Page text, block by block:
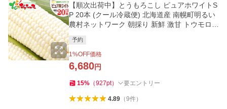
【順次出荷中】とうもろこし ピュアホワイトS
P 20本 (クール冷蔵便) 北海道産 南幌町明るい
農村ネットワーク 朝採り 新鮮 激甘 トウモロコ
予約
1 %OFF価格
6,680円
15% （927pt） 要エントリー
4.89（9件）